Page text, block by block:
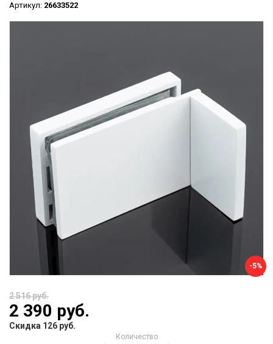
Артикул: 26633522
-5%
2 516 руб.
2 390 руб.
Скидка 126 руб.
Количество